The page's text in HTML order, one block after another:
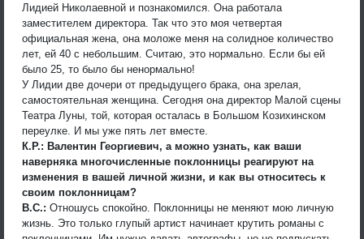
Лидией Николаевной и познакомился. Она работала
заместителем директора. Так что это моя четвертая
официальная жена, она моложе меня на солидное количество
лет, ей 40 с небольшим. Считаю, это нормально. Если бы ей
было 25, то было бы ненормально!
У Лидии две дочери от предыдущего брака, она зрелая,
самостоятельная женщина. Сегодня она директор Малой сцены
Театра Луны, той, которая осталась в Большом Козихинском
переулке. И мы уже пять лет вместе.
К.Р.: Валентин Георгиевич, а можно узнать, как ваши
наверняка многочисленные поклонницы реагируют на
изменения в вашей личной жизни, и как вы относитесь к
своим поклонницам?
В.С.: Отношусь спокойно. Поклонницы не меняют мою личную
жизнь. Это только глупый артист начинает крутить романы с